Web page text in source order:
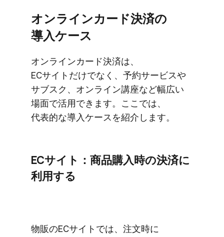
オンラインカード決済の​
導入ケース
オンラインカード決済は、​
ECサイトだけでなく、​予約サービスや​
サブスク、​オンライン講座など​幅広い​
場面で​活用できます。​ここでは、​
代表的な​導入ケースを​紹介します。
ECサイト：商品購入時の​決済に​
利用する
物販の​ECサイトでは、​注文時に​